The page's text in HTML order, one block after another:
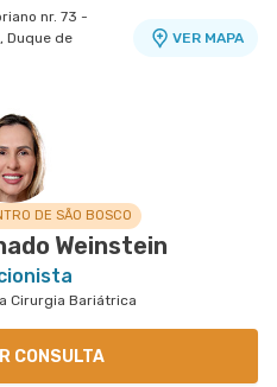
nr. 73 -
Duque de
VER MAPA
nr. 105 Loja
DE SÃO BOSCO
Weinstein
Cirurgia Bariátrica
CONSULTA